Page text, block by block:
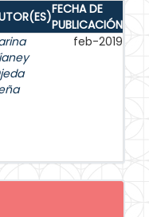
FECHA DE
PUBLICACIÓN
feb-2019